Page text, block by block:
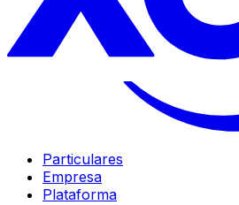
Particulares
Empresa
Plataforma